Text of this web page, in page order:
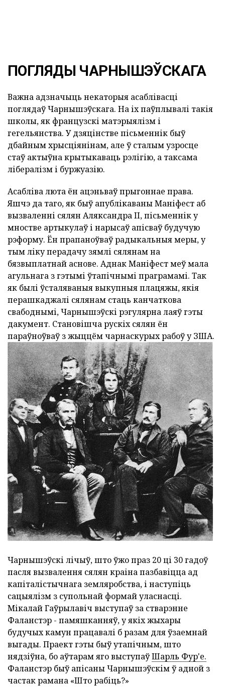
ПОГЛЯДЫ ЧАРНЫШЭЎСКАГА
Важна адзначыць некаторыя асаблівасці
поглядаў Чарнышэўскага. На іх паўплывалі такія
школы, як французскі матэрыялізм і
гегельянства. У дзяцінстве пісьменнік быў
дбайным хрысціянінам, але ў сталым узросце
стаў актыўна крытыкаваць рэлігію, а таксама
лібералізм і буржуазію.
Асабліва люта ён ацэньваў прыгоннае права.
Яшчэ да таго, як быў апублікаваны Маніфест аб
вызваленні сялян Аляксандра II, пісьменнік у
мностве артыкулаў і нарысаў апісваў будучую
рэформу. Ён прапаноўваў радыкальныя меры, у
тым ліку перадачу зямлі сялянам на
бязвыплатнай аснове. Аднак Маніфест меў мала
агульнага з гэтымі ўтапічнымі праграмамі. Так
як былі ўсталяваныя выкупныя плацяжы, якія
перашкаджалі сялянам стаць канчаткова
свабоднымі, Чарнышэўскі рэгулярна лаяў гэты
дакумент. Становішча рускіх сялян ён
параўноўваў з жыццём чарнаскурых рабоў у ЗША.
Чарнышэўскі лічыў, што ўжо праз 20 ці 30 гадоў
пасля вызвалення сялян краіна пазбавіцца ад
капіталістычнага земляробства, і наступіць
сацыялізм з супольнай формай уласнасці.
Мікалай Гаўрылавіч выступаў за стварэнне
Фаланстэр - памяшканняў, у якіх жыхары
будучых камун працавалі б разам для ўзаемнай
выгады. Праект гэты быў утапічным, што
нядзіўна, бо аўтарам яго выступаўШарль Фур'е.
Фаланстэр быў апісаны Чарнышэўскім ў адной з
частак рамана «Што рабіць?»